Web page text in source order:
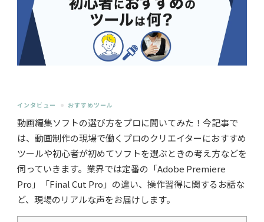
インタビュー おすすめツール
動画編集ソフトの選び方をプロに聞いてみた！今記事で
は、動画制作の現場で働くプロのクリエイターにおすすめ
ツールや初心者が初めてソフトを選ぶときの考え方などを
伺っていきます。業界では定番の「Adobe Premiere
Pro」「Final Cut Pro」の違い、操作習得に関するお話な
ど、現場のリアルな声をお届けします。